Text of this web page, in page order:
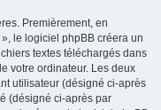
Premièrement, en
le logiciel phpBB créera un
textes téléchargés dans
votre ordinateur. Les deux
utilisateur (désigné ci-après
(désigné ci-après par